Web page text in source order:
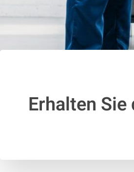
Erhalten Sie